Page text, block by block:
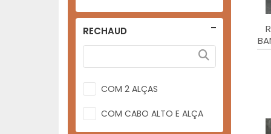
RECHAUD
COM 2 ALÇAS
COM CABO ALTO E ALÇA